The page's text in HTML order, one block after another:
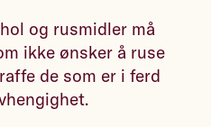
og rusmidler må
ikke ønsker å ruse
de som er i ferd